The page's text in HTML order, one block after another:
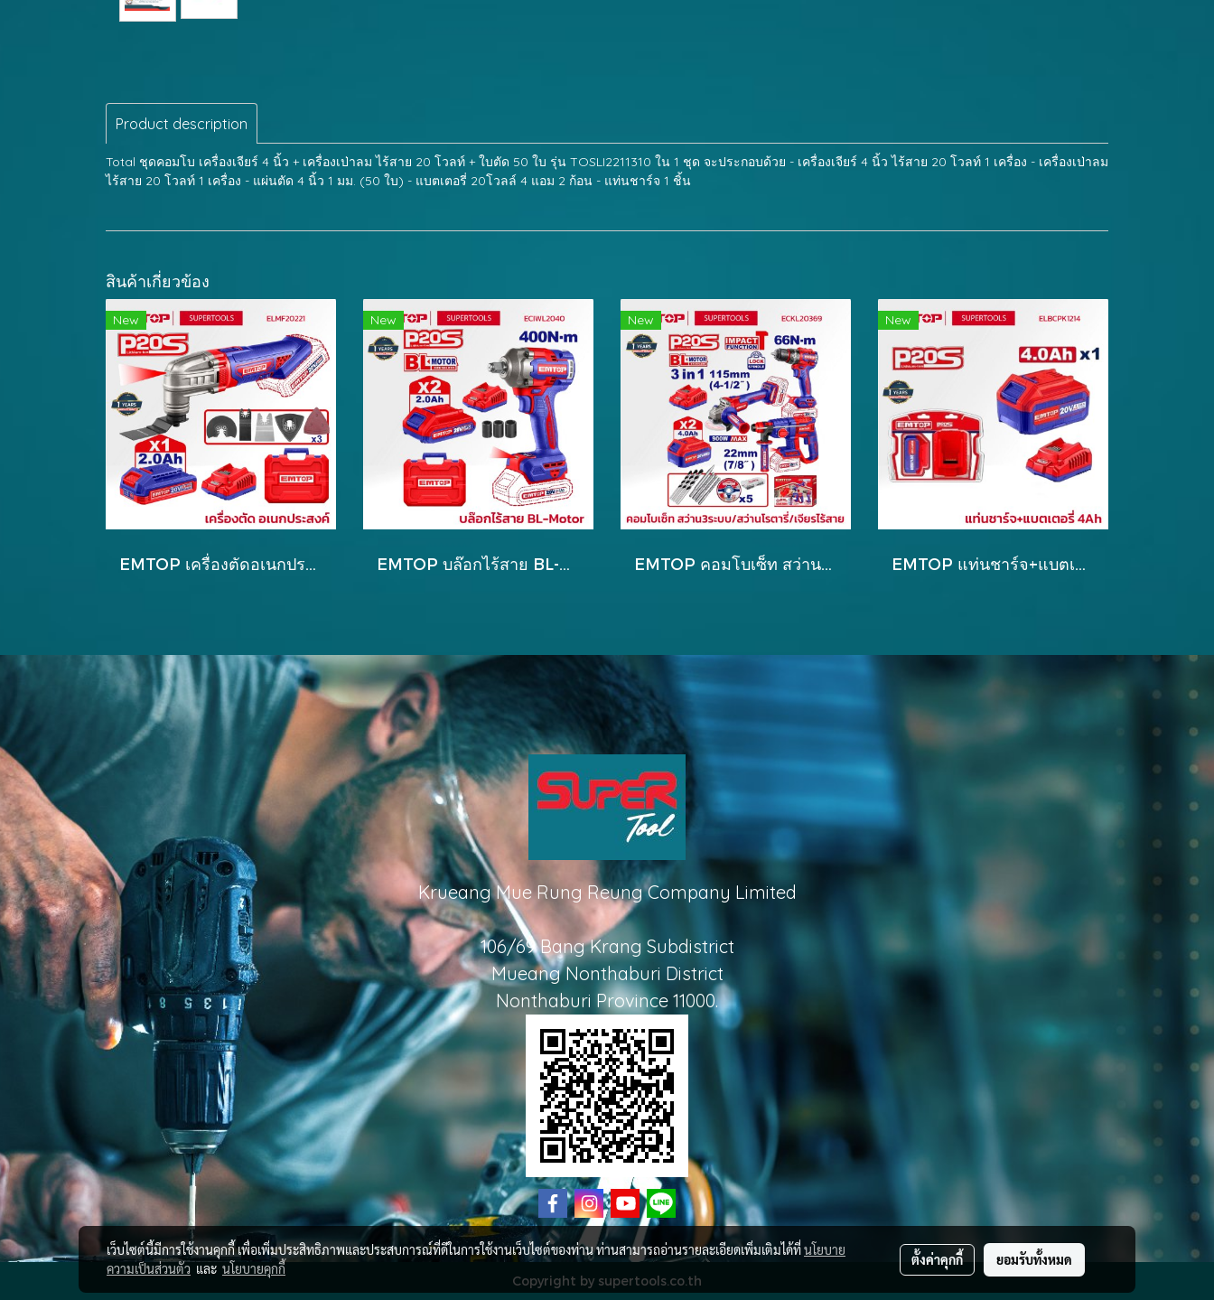
Product description
Total ชุดคอมโบ เครื่องเจียร์ 4 นิ้ว + เครื่องเป่าลม ไร้สาย 20 โวลท์ + ใบตัด 50 ใบ รุ่น TOSLI2211310 ใน 1 ชุด จะประกอบด้วย - เครื่องเจียร์ 4 นิ้ว ไร้สาย 20 โวลท์ 1 เครื่อง - เครื่องเป่าลม
ไร้สาย 20 โวลท์ 1 เครื่อง - แผ่นตัด 4 นิ้ว 1 มม. (50 ใบ) - แบตเตอรี่ 20โวลล์ 4 แอม 2 ก้อน - แท่นชาร์จ 1 ชิ้น
สินค้าเกี่ยวข้อง
New New New New
Krueang Mue Rung Reung Company Limited
106/69 Bang Krang Subdistrict
Mueang Nonthaburi District
Nonthaburi Province 11000.
Copyright by supertools.co.th
เว็บไซต์นี้มีการใช้งานคุกกี้ เพื่อเพิ่มประสิทธิภาพและประสบการณ์ที่ดีในการใช้งานเว็บไซต์ของท่าน ท่านสามารถอ่านรายละเอียดเพิ่มเติมได้ที่นโยบาย
ความเป็นส่วนตัว และ นโยบายคุกกี้
ตั้งค่าคุกกี้ ยอมรับทั้งหมด